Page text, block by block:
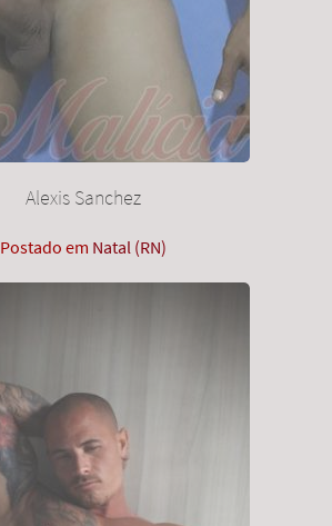
Alexis Sanchez
Postado em Natal (RN)